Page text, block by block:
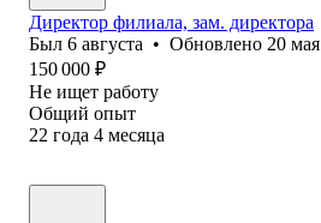
Директор филиала, зам. директора
Был 6 августа • Обновлено 20 мая
150 000 ₽
Не ищет работу
Общий опыт
22 года 4 месяца